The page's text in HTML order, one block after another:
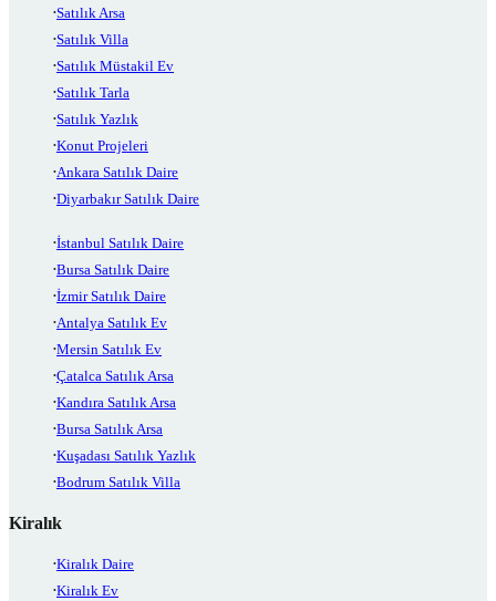
Satılık Arsa
Satılık Villa
Satılık Müstakil Ev
Satılık Tarla
Satılık Yazlık
Konut Projeleri
Ankara Satılık Daire
Diyarbakır Satılık Daire
İstanbul Satılık Daire
Bursa Satılık Daire
İzmir Satılık Daire
Antalya Satılık Ev
Mersin Satılık Ev
Çatalca Satılık Arsa
Kandıra Satılık Arsa
Bursa Satılık Arsa
Kuşadası Satılık Yazlık
Bodrum Satılık Villa
Kiralık
Kiralık Daire
Kiralık Ev